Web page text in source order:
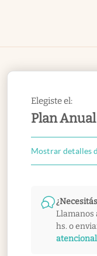
Elegiste el:
Plan Anual
Mostrar detalles
Llamanos
hs. o